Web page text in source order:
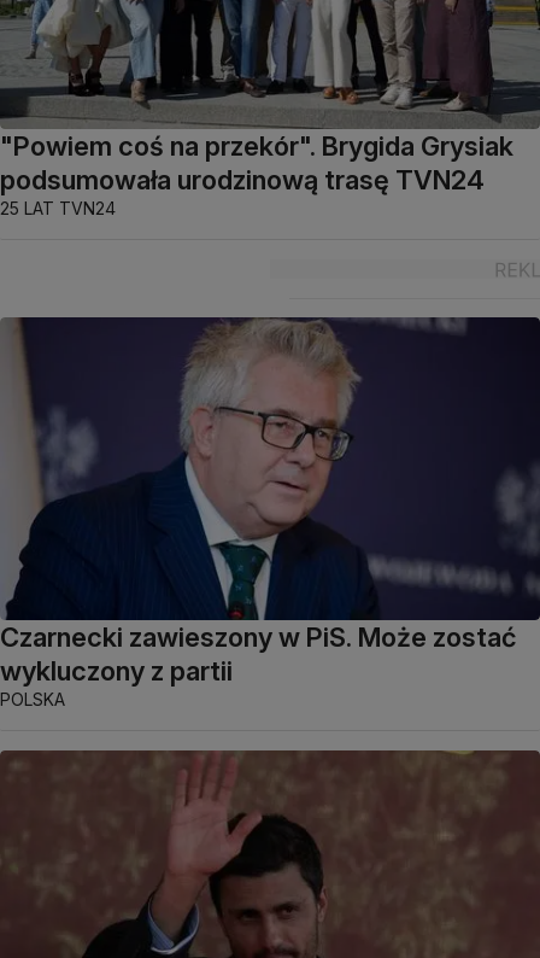
"Powiem coś na przekór". Brygida Grysiak
podsumowała urodzinową trasę TVN24
25 LAT TVN24
Czarnecki zawieszony w PiS. Może zostać
wykluczony z partii
POLSKA